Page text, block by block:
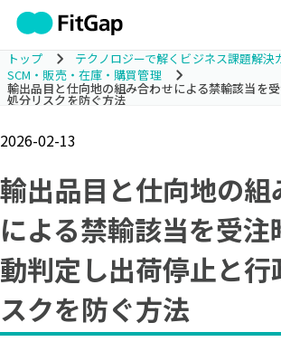
トップ
テクノロジーで解くビジネス課題解決
SCM・販売・在庫・購買管理
輸出品目と仕向地の組み合わせによる禁輸該当を
処分リスクを防ぐ方法
2026-02-13
輸出品目と仕向地の組
による禁輸該当を受注
動判定し出荷停止と行
スクを防ぐ方法